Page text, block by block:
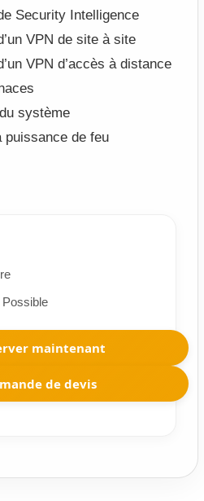
Security Intelligence
VPN de site à site
VPN d’accès à distance
système
puissance de feu
maintenant
de devis